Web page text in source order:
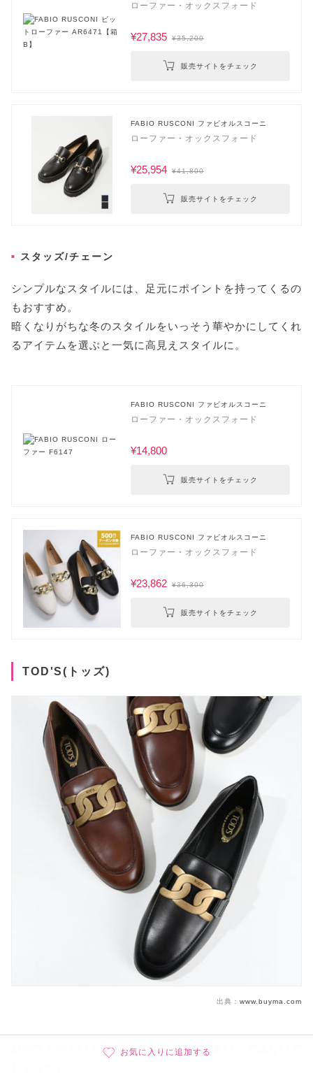
ローファー・オックスフォード
¥27,835 ¥35,200
販売サイトをチェック
FABIO RUSCONI ファビオルスコーニ
ローファー・オックスフォード
¥25,954 ¥41,800
販売サイトをチェック
スタッズ/チェーン
シンプルなスタイルには、足元にポイントを持ってくるの
もおすすめ。
暗くなりがちな冬のスタイルをいっそう華やかにしてくれ
るアイテムを選ぶと一気に高見えスタイルに。
FABIO RUSCONI ファビオルスコーニ
ローファー・オックスフォード
¥14,800
販売サイトをチェック
FABIO RUSCONI ファビオルスコーニ
ローファー・オックスフォード
¥23,862 ¥36,300
販売サイトをチェック
TOD'S(トッズ)
出典： www.buyma.com
ローファーといえばトッズ、という方も多いのではないで
お気に入りに追加する